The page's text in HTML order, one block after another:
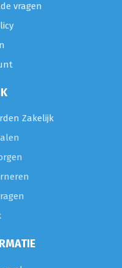
vragen
Zakelijk